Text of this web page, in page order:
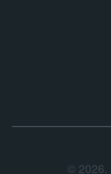
© 2026.